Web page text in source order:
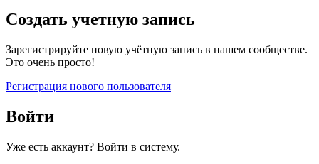
Создать учетную запись
Зарегистрируйте новую учётную запись в нашем сообществе.
Это очень просто!
Регистрация нового пользователя
Войти
Уже есть аккаунт? Войти в систему.